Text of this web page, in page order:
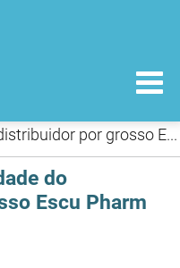
Suspensão da atividade do distribuidor por grosso Escu Pharm S R L
do
Escu Pharm